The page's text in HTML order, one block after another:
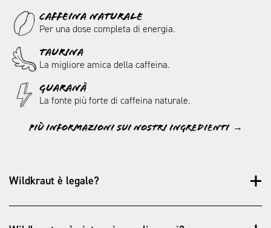
Caffeina naturale
Per una dose completa di energia.
TAURINA
La migliore amica della caffeina.
GUARANà
La fonte più forte di caffeina naturale.
Più informazioni sui nostri ingredienti
Wildkraut è legale?